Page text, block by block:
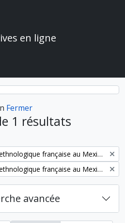
en ligne
Fermer
1 résultats
Mission archéologique et ethnologique française au Mexique
Mission archéologique et ethnologique française au Mexique
avancée